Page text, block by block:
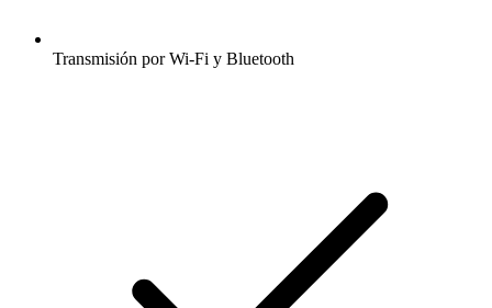
Transmisión por Wi-Fi y Bluetooth